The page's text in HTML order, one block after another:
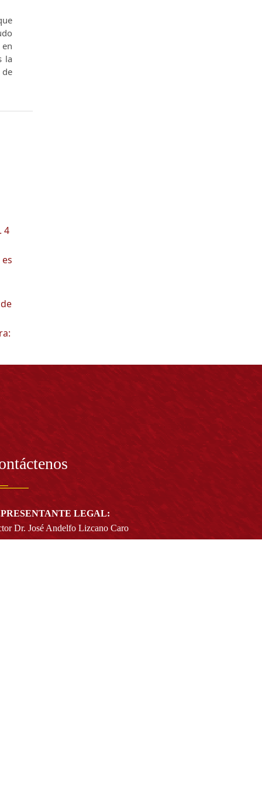
la
4
LEGAL:
Dr. José Andelfo Lizcano Caro